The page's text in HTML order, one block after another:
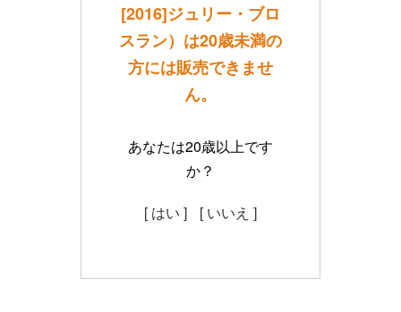
[2016]ジュリー・ブロ
スラン）は20歳未満の
方には販売できませ
ん。
あなたは20歳以上です
か？
[ はい ] [ いいえ ]